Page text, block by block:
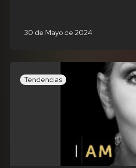
30 de Mayo de 2024
Tendencias